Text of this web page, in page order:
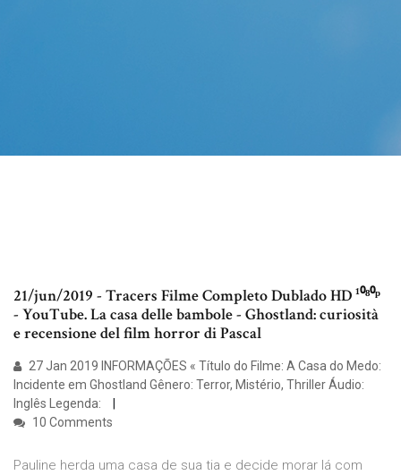
21/jun/2019 - Tracers Filme Completo Dublado HD ¹⁰⁸⁰ᵖ
- YouTube. La casa delle bambole - Ghostland: curiosità
e recensione del film horror di Pascal
27 Jan 2019 INFORMAÇÕES « Título do Filme: A Casa do Medo:
Incidente em Ghostland Gênero: Terror, Mistério, Thriller Áudio:
Inglês Legenda:
10 Comments
Pauline herda uma casa de sua tia e decide morar lá com